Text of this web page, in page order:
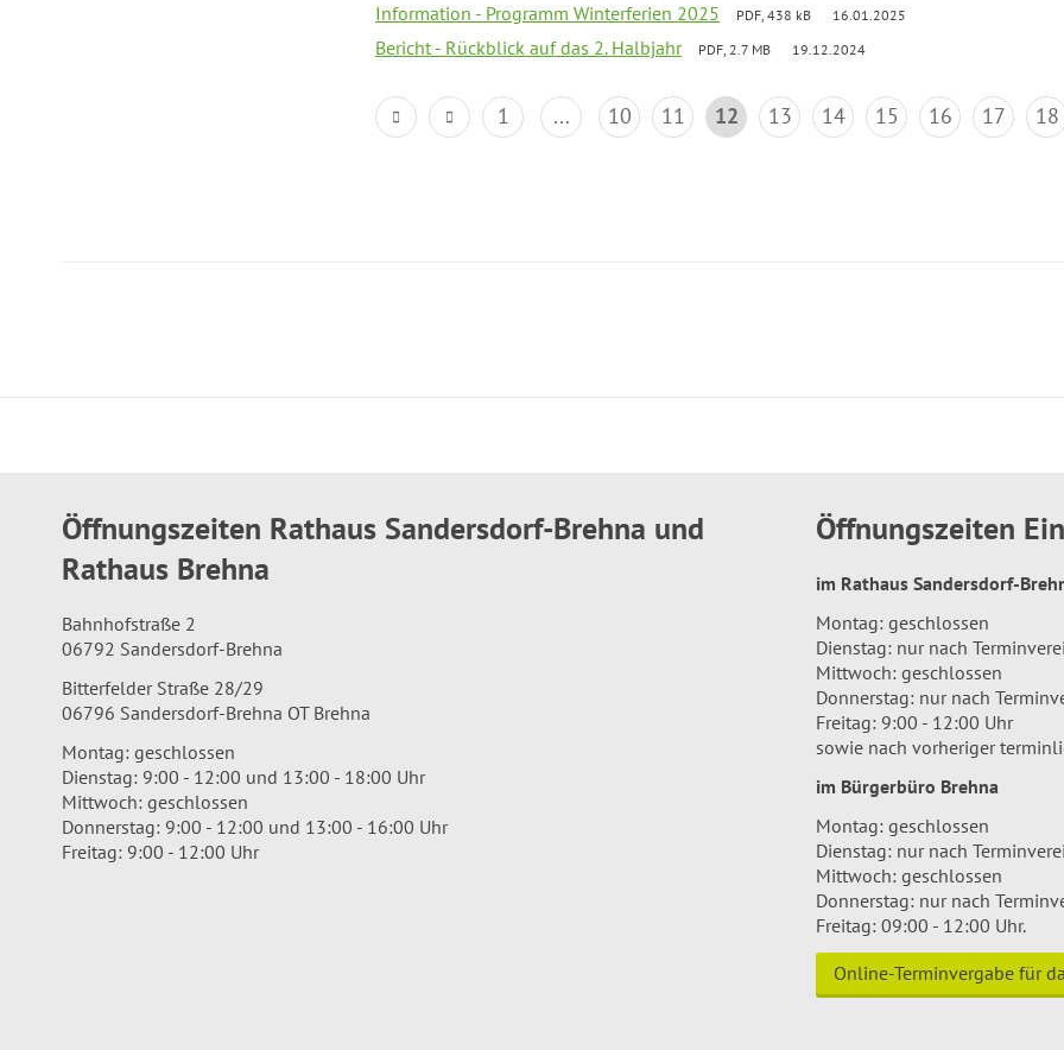
Information - Programm Winterferien 2025 PDF, 438 kB 16.01.2025
Bericht - Rückblick auf das 2. Halbjahr PDF, 2.7 MB 19.12.2024
1 ... 10 11 12 13 14 15 16 17 18
Öffnungszeiten Rathaus Sandersdorf-Brehna und
Rathaus Brehna
Bahnhofstraße 2
06792 Sandersdorf-Brehna
Bitterfelder Straße 28/29
06796 Sandersdorf-Brehna OT Brehna
Montag: geschlossen
Dienstag: 9:00 - 12:00 und 13:00 - 18:00 Uhr
Mittwoch: geschlossen
Donnerstag: 9:00 - 12:00 und 13:00 - 16:00 Uhr
Freitag: 9:00 - 12:00 Uhr
Öffnungszeiten
im Rathaus Sandersdorf-
Montag: geschlossen
Dienstag: nur nach
Mittwoch: geschlossen
Donnerstag: nur nach
Freitag: 9:00 - 12:00 Uhr
sowie nach vorheriger
im Bürgerbüro Brehna
Montag: geschlossen
Dienstag: nur nach
Mittwoch: geschlossen
Donnerstag: nur nach
Freitag: 09:00 - 12:00 Uhr.
Online-Terminvergabe für